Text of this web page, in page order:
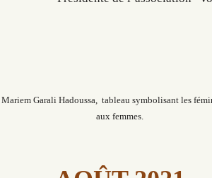
Mariem Garali Hadoussa, tableau symbolisant les
aux femmes.